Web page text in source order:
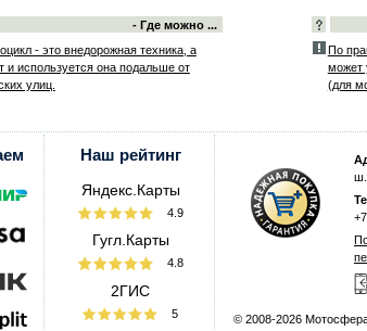
- Где можно ...
- это внедорожная техника, а
и используется она подальше от
улиц.
По
может
(для
Наш рейтинг
Яндекс.Карты
4.9
Гугл.Карты
4.8
2ГИС
5 © 2008-2026